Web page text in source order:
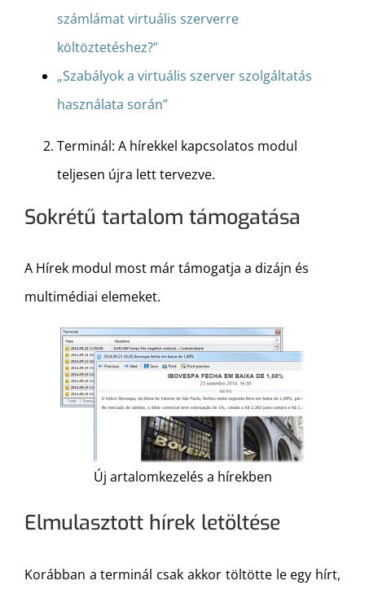
számlámat virtuális szerverre
költöztetéshez?”
„Szabályok a virtuális szerver szolgáltatás
használata során”
Terminál: A hírekkel kapcsolatos modul
teljesen újra lett tervezve.
Sokrétű tartalom támogatása
A Hírek modul most már támogatja a dizájn és
multimédiai elemeket.
Új artalomkezelés a hírekben
Elmulasztott hírek letöltése
Korábban a terminál csak akkor töltötte le egy hírt,